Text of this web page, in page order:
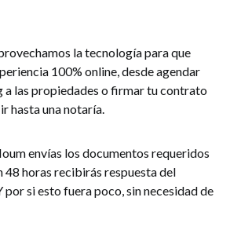
la tecnología para que
100% online, desde agendar
a las propiedades o firmar tu contrato
hasta una notaría.
envías los documentos requeridos
48 horas recibirás respuesta del
por si esto fuera poco, sin necesidad de